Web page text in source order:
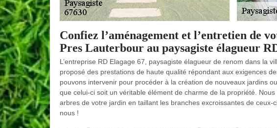
Confiez l’aménagement et l’entretien de
Pres Lauterbour au paysagiste élagueur
L’entreprise RD Elagage 67, paysagiste élagueur de renom dans la
proposé des prestations de haute qualité répondant aux exigences
pouvons intervenir pour procéder à la création de nouveaux jardins
que celui-ci soit un véritable élément de charme de la propriété.
arbres de votre jardin en taillant les branches excroissantes de ceux-
nous !